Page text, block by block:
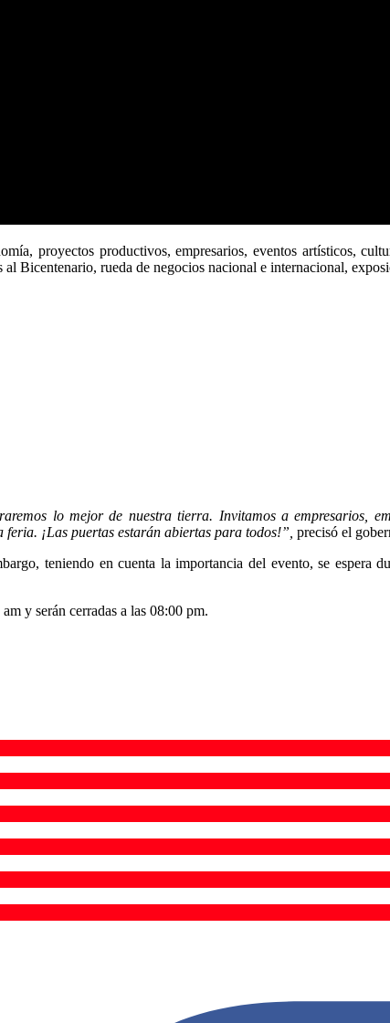
proyectos productivos, empresarios, eventos artísticos,
Bicentenario, rueda de negocios nacional e internacional,
lo mejor de nuestra tierra. Invitamos a empresarios,
¡Las puertas estarán abiertas para todos!”, precisó el
teniendo en cuenta la importancia del evento, se espera
y serán cerradas a las 08:00 pm.